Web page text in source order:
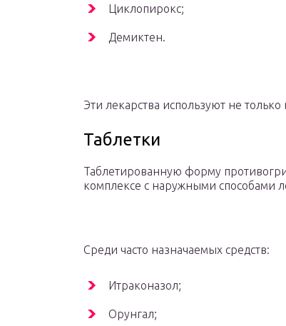
Циклопирокс;
Демиктен.
Эти лекарства используют не
Таблетки
Таблетированную форму
комплексе с наружными способами
Среди часто назначаемых средств:
Итраконазол;
Орунгал;